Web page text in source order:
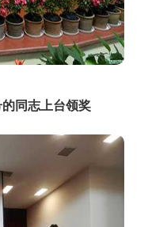
同志上台领奖